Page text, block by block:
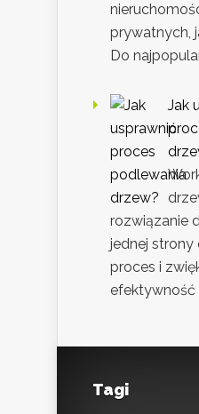
prywatnych,
Do
Jak
rozwiązanie
jednej strony
proces i
efektywność
Tagi